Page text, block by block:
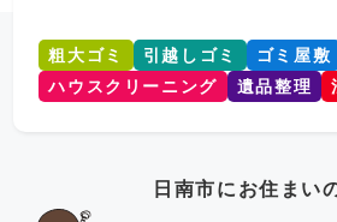
粗大ゴミ 引越しゴミ
ゴミ屋敷
ハウスクリーニング
遺品整理
日南市にお住まい